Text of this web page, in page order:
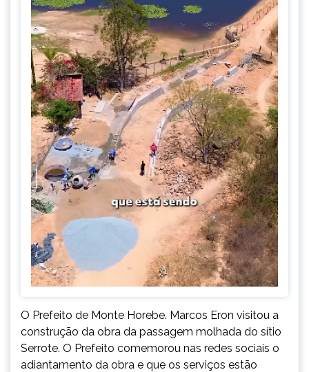
O Prefeito de Monte Horebe. Marcos Eron visitou a
construção da obra da passagem molhada do sítio
Serrote. O Prefeito comemorou nas redes sociais o
adiantamento da obra e que os serviços estão